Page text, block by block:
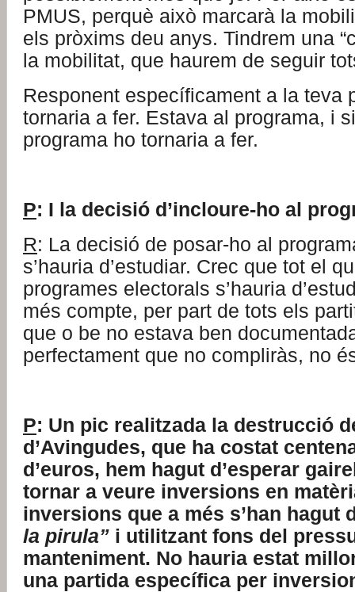
PMUS, perquè això marcarà la
els pròxims deu anys. Tindrem una
la mobilitat, que haurem de seguir
Responent específicament a la teva
tornaria a fer. Estava al programa, i
programa ho tornaria a fer.
P: I la decisió d’incloure-ho al
R: La decisió de posar-ho al
s’hauria d’estudiar. Crec que tot el
programes electorals s’hauria
més compte, per part de tots els
que o be no estava ben
perfectament que no compliràs, no
P: Un pic realitzada la destrucció
d’Avingudes, que ha costat
d’euros, hem hagut d’esperar
tornar a veure inversions en
inversions que a més s’han hagut
la pirula” i utilitzant fons del
manteniment. No hauria estat
una partida específica per